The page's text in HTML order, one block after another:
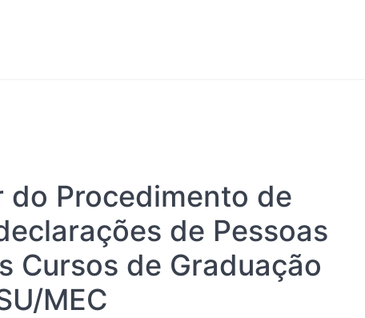
do Procedimento de
de Pessoas
Cursos de Graduação
MEC